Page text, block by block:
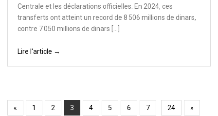
Centrale et les déclarations officielles. En 2024, ces
transferts ont atteint un record de 8 506 millions de dinars,
contre 7 050 millions de dinars […]
Lire l'article →
« 1 2 3 4 5 6 7 24 »